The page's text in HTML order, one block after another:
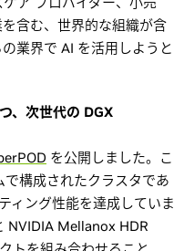
含む、世界的な組織が含
業界で AI を活用しようと
、次世代の DGX
を公開しました。こ
構成されたクラスタであ
ィング性能を達成していま
NVIDIA Mellanox HDR